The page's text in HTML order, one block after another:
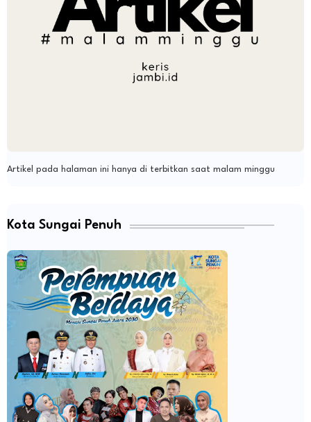
Artikel pada halaman ini hanya di terbitkan saat malam minggu
Kota Sungai Penuh